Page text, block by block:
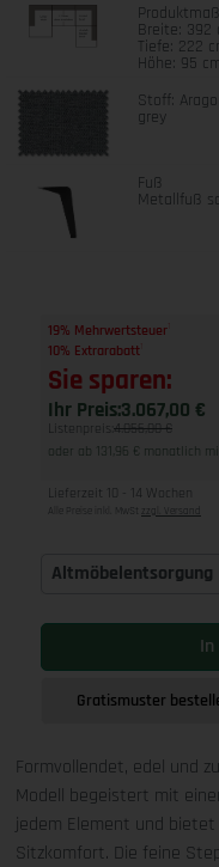
Breite: 392
Tiefe: 222
Höhe: 95
Stoff:
grey
Fuß
Metallfuß
19% Mehrwertsteuer
10% Extrarabatt
Sie sparen:
Ihr Preis:3.067,00 €
Listenpreis: 4.056,00 €
oder ab 131,96 € monatlich
Lieferzeit 10 - 14 Wochen
Alle Preise inkl. MwSt zzgl. Versand
Altmöbelentsorgung
Gratismuster
Formvollendet, edel und
Modell begeistert mit
jedem Element und
Sitzkomfort. Die feine